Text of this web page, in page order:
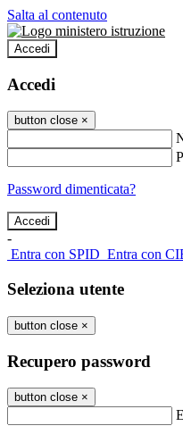
Salta al contenuto
Accedi
Accedi
button close ×
Password dimenticata?
-
Entra con SPID Entra con
Seleziona utente
button close ×
Recupero password
button close ×